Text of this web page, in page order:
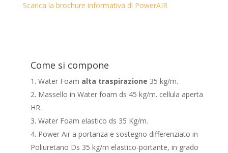
Scarica la brochure informativa di PowerAIR
Come si compone
Water Foam alta traspirazione 35 kg/m.
Massello in Water foam ds 45 kg/m. cellula aperta
HR.
Water Foam elastico ds 35 Kg/m.
Power Air a portanza e sostegno differenziato in
Poliuretano Ds 35 kg/m elastico-portante, in grado